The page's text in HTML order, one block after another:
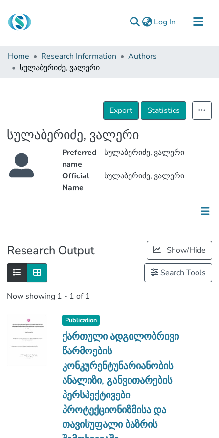
Log In (current)
Communities & Collections
Browse
Home Research Information
Authors
სულაბერიძე, ვალერი
Export Statistics
სულაბერიძე, ვალერი
Preferred
name
სულაბერიძე, ვალერი
Official
Name
სულაბერიძე, ვალერი
Research Output Show/Hide
Search Tools
Now showing 1 - 1 of 1
Publication
ქართული ადგილობრივი
წარმოების
კონკურენტუნარიანობის
ანალიზი, განვითარების
პერსპექტივები
პროტექციონიზმისა და
თავისუფალი ბაზრის